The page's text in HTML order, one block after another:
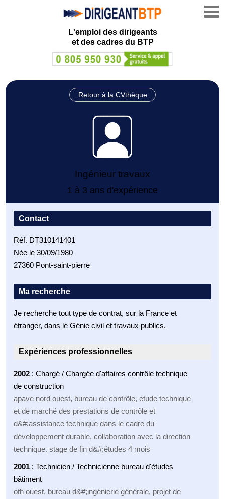
L'emploi des dirigeants
et des cadres du BTP
Retour à la CVthèque
Ingénieur travaux
1 à 3 ans d'expérience
Contact
Réf. DT310141401
Née le 30/09/1980
27360 Pont-saint-pierre
Ma recherche
Je recherche tout type de contrat, sur la France et
étranger, dans le Génie civil et travaux publics.
Expériences professionnelles
2002 : Chargé / Chargée d'affaires contrôle technique
de construction
apave nord ouest, bureau de contrôle, etude technique
et de marché des prestations de contrôle et
d&#;assistance technique dans le cadre du
développement durable, collaboration avec la direction
technique. stage de fin d&#;études 4 mois
2001 : Technicien / Technicienne bureau d'études
bâtiment
oth ouest, bureau d&#;ingénierie générale, projet de